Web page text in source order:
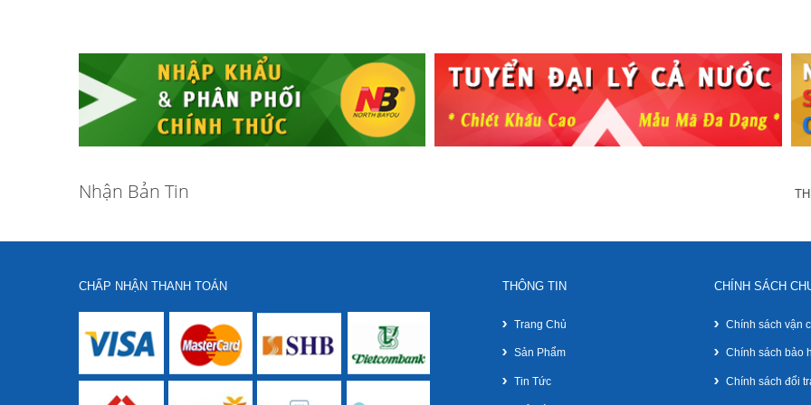
Nhận Bản Tin
CHẤP NHẬN THANH TOÁN THÔNG TIN
Trang Chủ
Sản Phẩm
Tin Tức
CHÍNH SÁCH
Chính sách vận
Chính sách bảo
Chính sách đổi